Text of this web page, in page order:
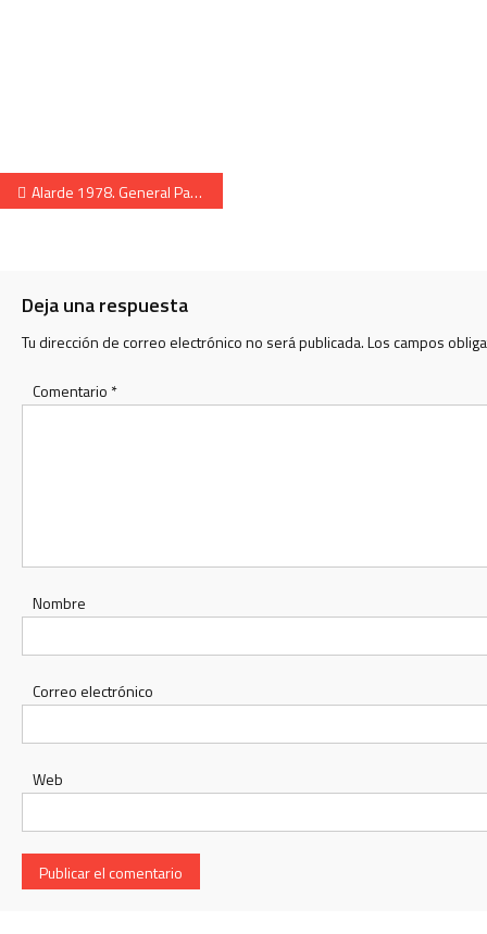
Navegación de entradas
Alarde 1978. General Patxo Rodríguez con las cantineras.
Deja una respuesta
Tu dirección de correo electrónico no será publicada.Los campos
Comentario *
Nombre
Correo electrónico
Web